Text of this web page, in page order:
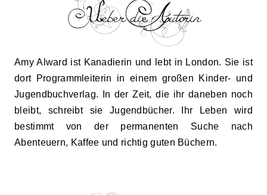
Amy Alward ist Kanadierin und lebt in London. Sie ist
dort Programmleiterin in einem großen Kinder- und
Jugendbuchverlag. In der Zeit, die ihr daneben noch
bleibt, schreibt sie Jugendbücher. Ihr Leben wird
bestimmt von der permanenten Suche nach
Abenteuern, Kaffee und richtig guten Büchern.